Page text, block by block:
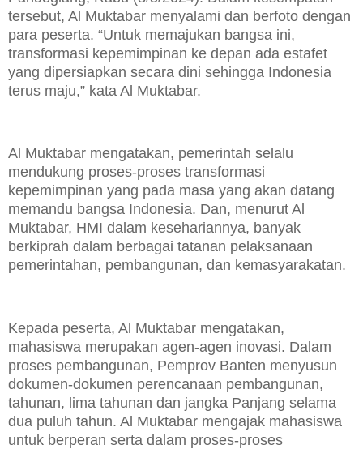
tersebut, Al Muktabar menyalami dan berfoto dengan
para peserta. “Untuk memajukan bangsa ini,
transformasi kepemimpinan ke depan ada estafet
yang dipersiapkan secara dini sehingga Indonesia
terus maju,” kata Al Muktabar.
Al Muktabar mengatakan, pemerintah selalu
mendukung proses-proses transformasi
kepemimpinan yang pada masa yang akan datang
memandu bangsa Indonesia. Dan, menurut Al
Muktabar, HMI dalam kesehariannya, banyak
berkiprah dalam berbagai tatanan pelaksanaan
pemerintahan, pembangunan, dan kemasyarakatan.
Kepada peserta, Al Muktabar mengatakan,
mahasiswa merupakan agen-agen inovasi. Dalam
proses pembangunan, Pemprov Banten menyusun
dokumen-dokumen perencanaan pembangunan,
tahunan, lima tahunan dan jangka Panjang selama
dua puluh tahun. Al Muktabar mengajak mahasiswa
untuk berperan serta dalam proses-proses